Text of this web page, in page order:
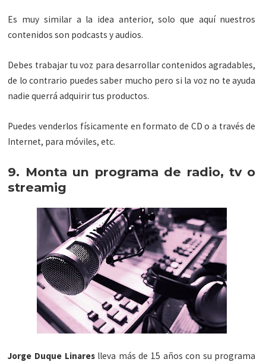
Es muy similar a la idea anterior, solo que aquí nuestros
contenidos son podcasts y audios.
Debes trabajar tu voz para desarrollar contenidos agradables,
de lo contrario puedes saber mucho pero si la voz no te ayuda
nadie querrá adquirir tus productos.
Puedes venderlos físicamente en formato de CD o a través de
Internet, para móviles, etc.
9. Monta un programa de radio, tv o
streamig
Jorge Duque Linareslleva más de 15 años con su programa